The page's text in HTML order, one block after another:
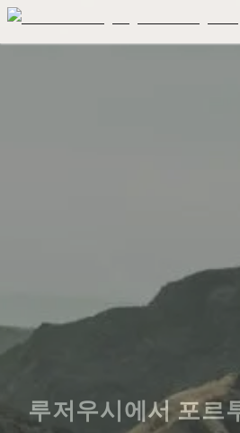
루저우시에서 포르